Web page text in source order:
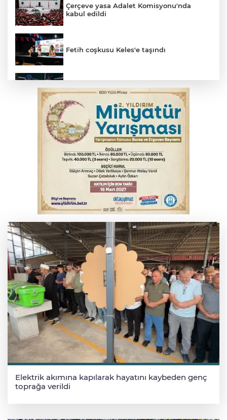
Çerçeve yasa Adalet Komisyonu'nda
kabul edildi
Fetih coşkusu Keles'e taşındı
kişi tutuklandı
İnegöl’de yangın paniği! Apartmana
sıçrayan alevler söndürüldü
Elektrik akımına kapılan işçi hayatını
kaybetti
Serbest piyasada döviz fiyatları
Elektrik akımına kapılarak hayatını kaybeden genç
toprağa verildi